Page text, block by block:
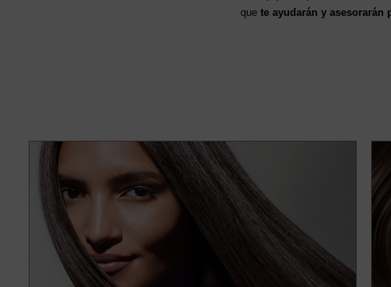
que te ayudarán y asesorarán